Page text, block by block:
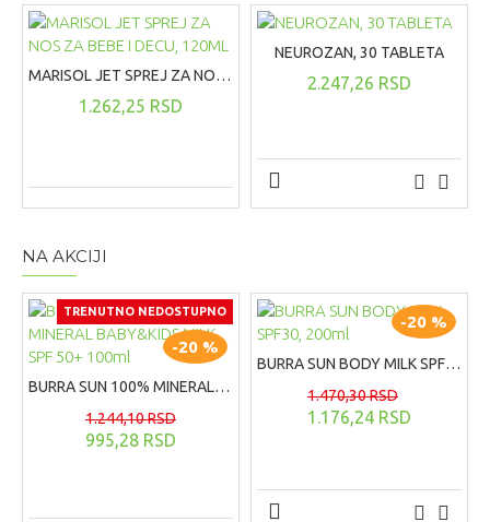
MARISOL JET SPREJ ZA NOS ZA BEBE I DECU, 120ML
1.262,25 RSD
NEUROZAN, 30 TABLETA
2.247,26 RSD
NA AKCIJI
TRENUTNO NEDOSTUPNO
-20 %
BURRA SUN 100% MINERAL BABY&KIDS MILK SPF 50+ 100ml
995,28 RSD
1.244,10 RSD
-20 %
BURRA SUN BODY MILK SPF30, 200ml
1.176,24 RSD
1.470,30 RSD